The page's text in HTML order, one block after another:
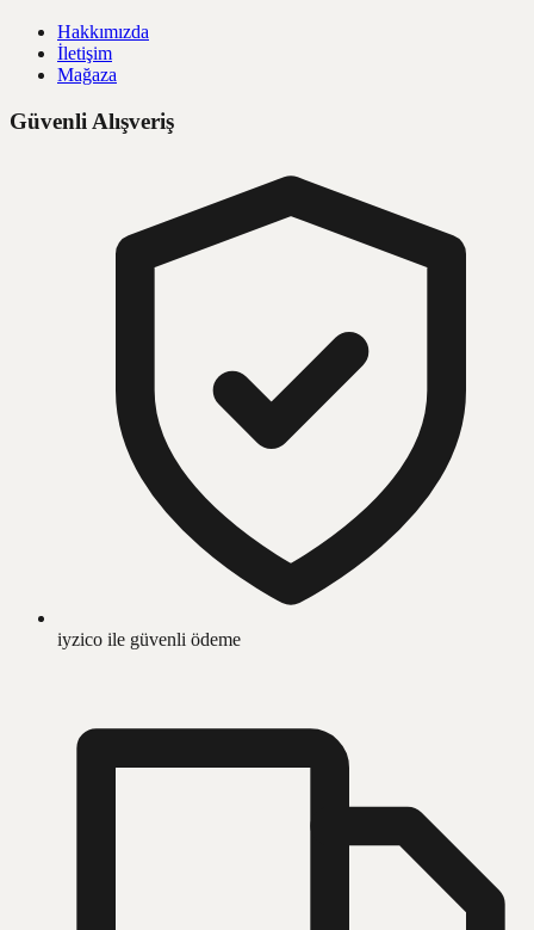
Hakkımızda
İletişim
Mağaza
Güvenli Alışveriş
iyzico ile güvenli ödeme